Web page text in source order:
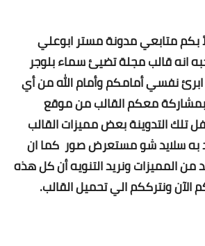
بكم متابعي مدونة مستر ابوعلي
انه قالب مجلة تضيئ سماء بلوجر
نفسي أمامكم وأمام الله من أي
معكم القالب من موقع
تلك التدوينة بعض مميزات القالب
به سلايد شو مستعرض صور كما ان
من المميزات ونريد التنويه أن كل هذه
الآن ونترككم الي تحميل القالب.